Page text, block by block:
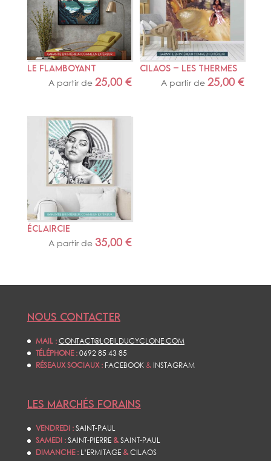
LE FLAMBOYANT
A partir de 25,00 €
CILAOS – LES THERMES
A partir de25,00€
ÉCLAIRCIE
A partir de 35,00 €
NOUS CONTACTER
MAIL :CONTACT@LOEILDUCYCLONE.COM
TÉLÉPHONE :0692 85 43 85
RÉSEAUX SOCIAUX : FACEBOOK& INSTAGRAM
LES MARCHÉS FORAINS
VENDREDI :SAINT-PAUL
SAMEDI :SAINT-PIERRE&SAINT-PAUL
DIMANCHE : L’ERMITAGE &CILAOS